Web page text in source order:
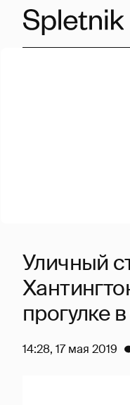
Уличный
прогулке
14:28, 17 мая 2019